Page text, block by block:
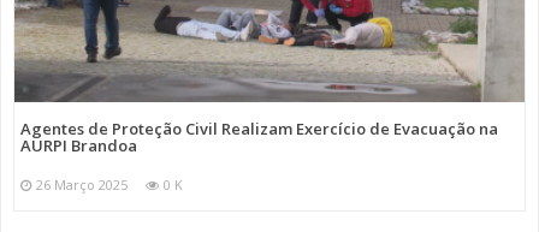
Agentes de Proteção Civil Realizam Exercício de Evacuação na
AURPI Brandoa
26 Março 2025 0 K